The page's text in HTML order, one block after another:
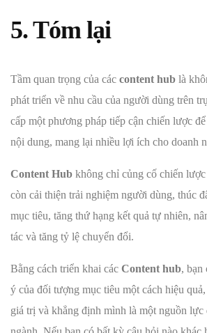
5. Tóm lại
Tầm quan trọng của các content hub là
phát triển về nhu cầu của người dùng trên
cấp một phương pháp tiếp cận chiến lược
nội dung, mang lại nhiều lợi ích cho doanh
Content Hub không chỉ củng cố chiến
còn cải thiện trải nghiệm người dùng, thúc
mục tiêu, tăng thứ hạng kết quả tự nhiên,
tác và tăng tỷ lệ chuyển đổi.
Bằng cách triển khai các Content hub, bạn
ý của đối tượng mục tiêu một cách hiệu
giá trị và khẳng định mình là một nguồn lực